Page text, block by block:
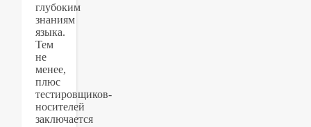
глубоким
знаниям
языка.
Тем
не
менее,
плюс
тестировщиков-
носителей
заключается